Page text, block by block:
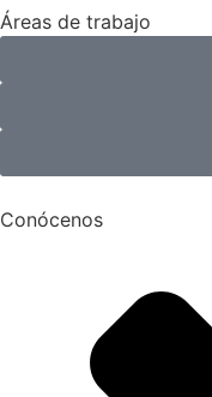
Áreas de trabajo
Conócenos